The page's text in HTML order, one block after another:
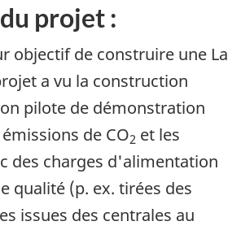
projet :
objectif de construire une La
a vu la construction
pilote de démonstration
de CO2 et les
des charges d'alimentation
qualité (p. ex. tirées des
issues des centrales au